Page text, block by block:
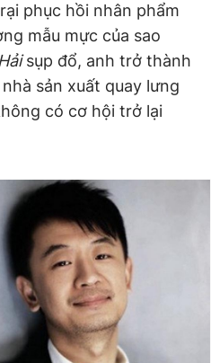
phục hồi nhân phẩm
mẫu mực của sao
Hảisụp đổ, anh trở thành
sản xuất quay lưng
có cơ hội trở lại